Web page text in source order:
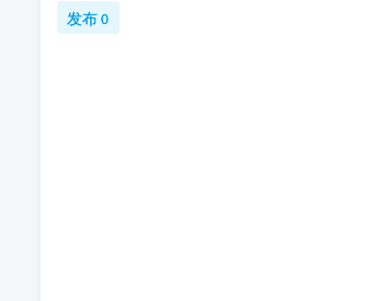
发布0